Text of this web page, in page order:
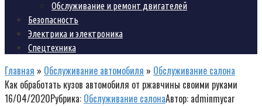
Обслуживание и ремонт двигателей
Безопасность
Электрика и электроника
Спецтехника
Главная » Обслуживание автомобиля » Обслуживание салона
Как обработать кузов автомобиля от ржавчины своими руками
16/04/2020Рубрика: Обслуживание салонаАвтор: adminmycar